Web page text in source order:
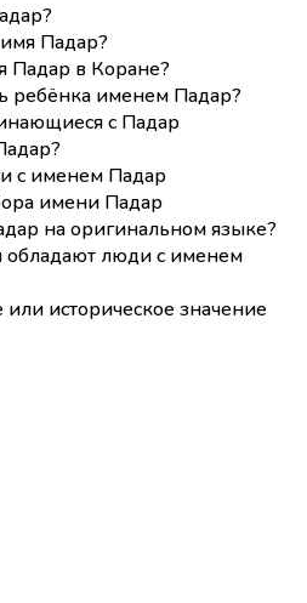
Падар?
Падар в Коране?
ребёнка именем Падар?
с Падар
с именем Падар
имени Падар
на оригинальном языке?
обладают люди с именем
историческое значение